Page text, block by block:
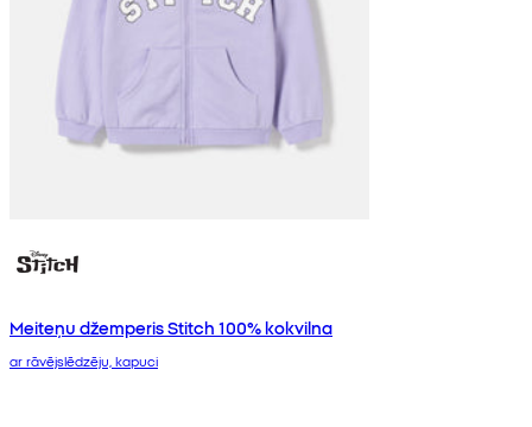
Meiteņu džemperis Stitch 100% kokvilna
ar rāvējslēdzēju, kapuci